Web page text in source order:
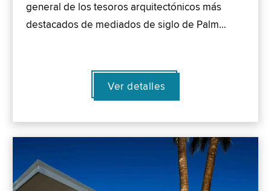
general de los tesoros arquitectónicos más
destacados de mediados de siglo de Palm…
Ver detalles